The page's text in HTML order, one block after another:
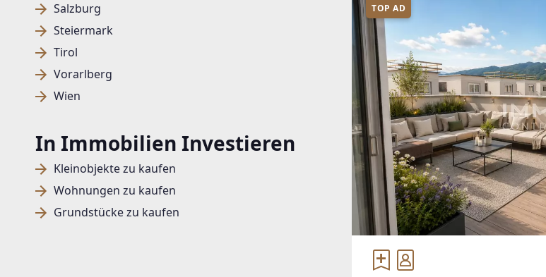
Salzburg
Steiermark
Tirol
Vorarlberg
Wien
In Immobilien Investieren
Kleinobjekte zu kaufen
Wohnungen zu kaufen
Grundstücke zu kaufen
TOP AD